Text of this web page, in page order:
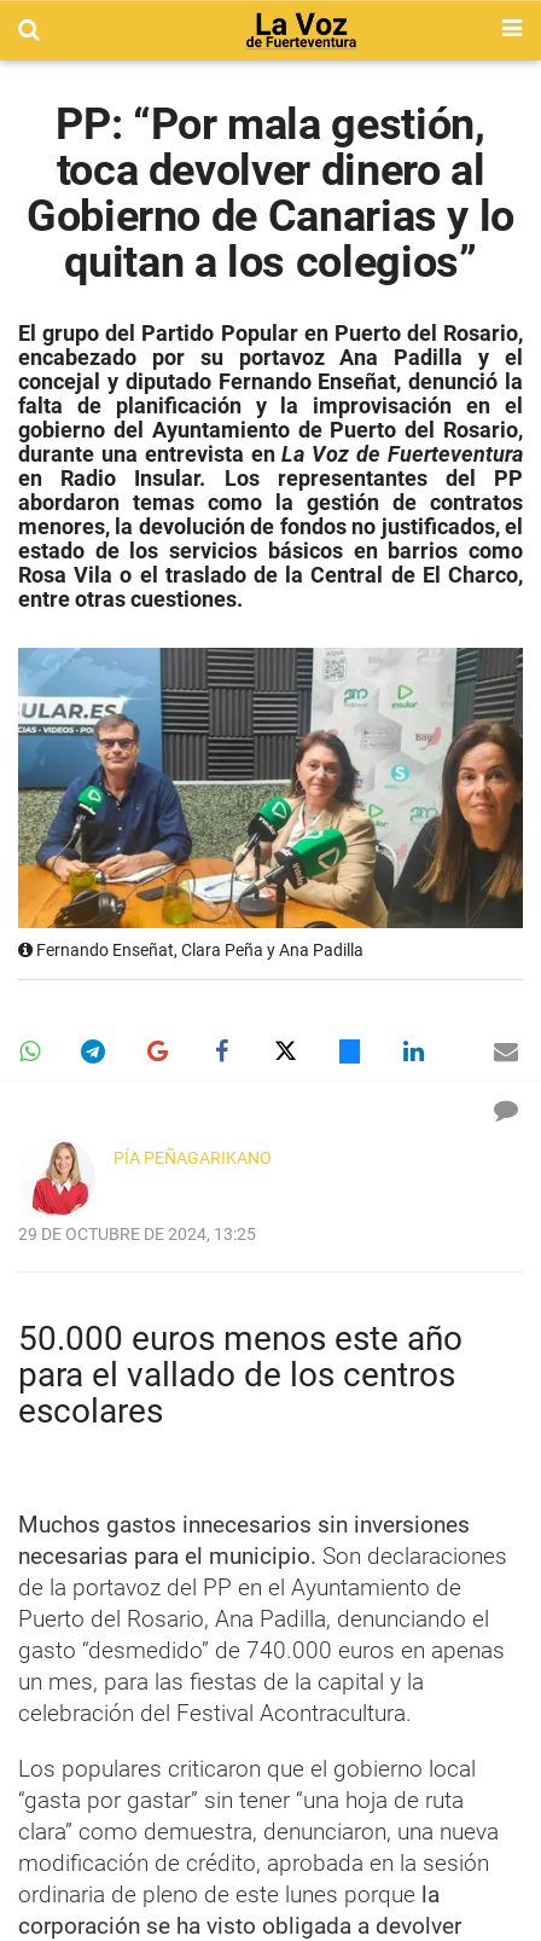
PP: “Por mala gestión,
toca devolver dinero al
Gobierno de Canarias y lo
quitan a los colegios”
El grupo del Partido Popular en Puerto del Rosario,
encabezado por su portavoz Ana Padilla y el
concejal y diputado Fernando Enseñat, denunció la
falta de planificación y la improvisación en el
gobierno del Ayuntamiento de Puerto del Rosario,
durante una entrevista enLa Voz de Fuerteventura
en Radio Insular. Los representantes del PP
abordaron temas como la gestión de contratos
menores, la devolución de fondos no justificados, el
estado de los servicios básicos en barrios como
Rosa Vila o el traslado de la Central de El Charco,
entre otras cuestiones.
Fernando Enseñat, Clara Peña y Ana Padilla
PÍA PEÑAGARIKANO
29 DE OCTUBRE DE 2024, 13:25
50.000 euros menos este año
para el vallado de los centros
escolares
Muchos gastos innecesarios sin inversiones
necesarias para el municipio. Son declaraciones
de la portavoz del PP en el Ayuntamiento de
Puerto del Rosario, Ana Padilla, denunciando el
gasto “desmedido” de 740.000 euros en apenas
un mes, para las fiestas de la capital y la
celebración del Festival Acontracultura.
Los populares criticaron que el gobierno local
“gasta por gastar” sin tener “una hoja de ruta
clara” como demuestra, denunciaron, una nueva
modificación de crédito, aprobada en la sesión
ordinaria de pleno de este lunes porque la
corporación se ha visto obligada a devolver